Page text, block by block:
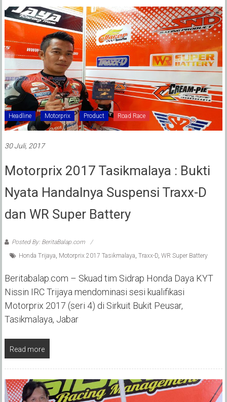
Headline Motorprix Product Road Race
30 Juli, 2017
Motorprix 2017 Tasikmalaya : Bukti
Nyata Handalnya Suspensi Traxx-D
dan WR Super Battery
Posted By: BeritaBalap.com
Honda Trijaya, Motorprix 2017 Tasikmalaya, Traxx-D, WR Super Battery
Beritabalap.com – Skuad tim Sidrap Honda Daya KYT
Nissin IRC Trijaya mendominasi sesi kualifikasi
Motorprix 2017 (seri 4) di Sirkuit Bukit Peusar,
Tasikmalaya, Jabar
Read more